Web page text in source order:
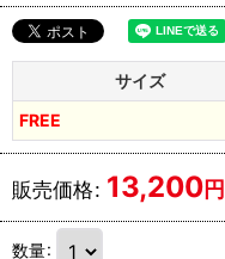
サイズ
FREE
販売価格: 13,200円
数量: